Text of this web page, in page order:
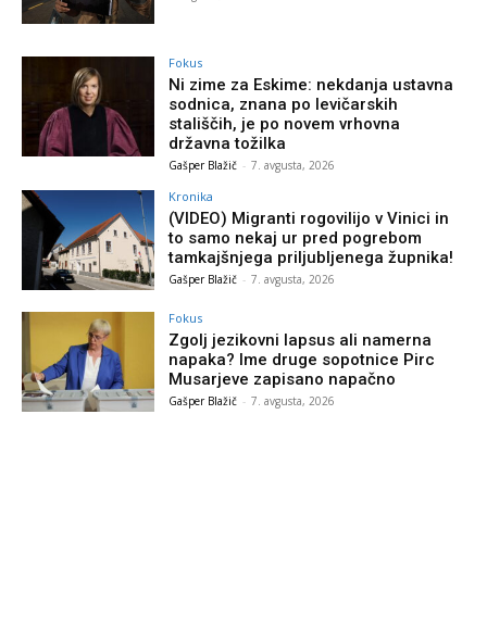
Fokus
Ni zime za Eskime: nekdanja ustavna
sodnica, znana po levičarskih
stališčih, je po novem vrhovna
državna tožilka
Gašper Blažič - 7. avgusta, 2026
Kronika
(VIDEO) Migranti rogovilijo v Vinici in
to samo nekaj ur pred pogrebom
tamkajšnjega priljubljenega župnika!
Gašper Blažič - 7. avgusta, 2026
Fokus
Zgolj jezikovni lapsus ali namerna
napaka? Ime druge sopotnice Pirc
Musarjeve zapisano napačno
Gašper Blažič - 7. avgusta, 2026